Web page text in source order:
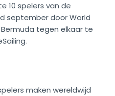
10 spelers van de
september door World
tegen elkaar te
maken wereldwijd